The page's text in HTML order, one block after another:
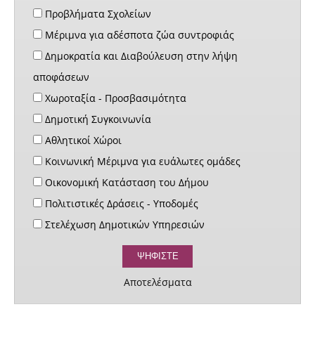
Προβλήματα Σχολείων
Μέριμνα για αδέσποτα ζώα συντροφιάς
Δημοκρατία και Διαβούλευση στην λήψη
αποφάσεων
Χωροταξία - Προσβασιμότητα
Δημοτική Συγκοινωνία
Αθλητικοί Χώροι
Κοινωνική Μέριμνα για ευάλωτες ομάδες
Οικονομική Κατάσταση του Δήμου
Πολιτιστικές Δράσεις - Υποδομές
Στελέχωση Δημοτικών Υπηρεσιών
Αποτελέσματα